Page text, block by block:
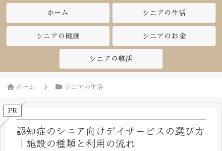
ホーム シニアの生活
シニアの健康 シニアのお金
シニアの終活
ホーム シニアの生活
PR
認知症のシニア向けデイサービスの選び方
｜施設の種類と利用の流れ